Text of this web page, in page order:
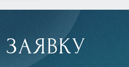
ЗАЯВКУ